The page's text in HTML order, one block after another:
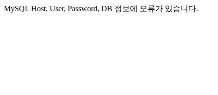
MySQL Host, User, Password, DB 정보에 오류가 있습니다.